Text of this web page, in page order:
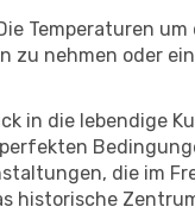
Temperaturen
nehmen oder
in die lebendige
die im
historische